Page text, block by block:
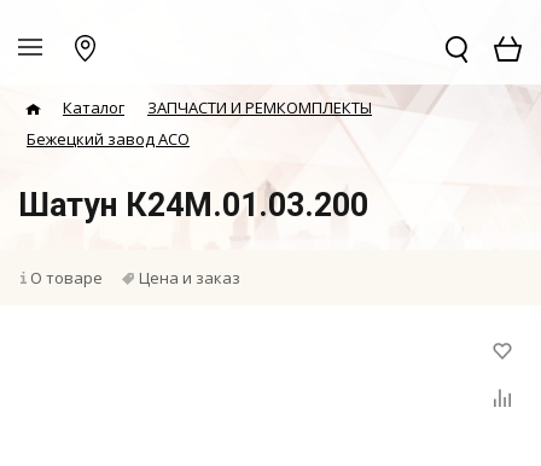
Каталог
ЗАПЧАСТИ И РЕМКОМПЛЕКТЫ
Бежецкий завод АСО
Шатун К24М.01.03.200
О товаре Цена и заказ